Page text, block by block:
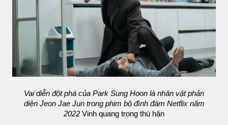
Vai diễn đột phá của Park Sung Hoon là nhân vật phản
diện Jeon Jae Jun trong phim bộ đình đám Netflix năm
2022 Vinh quang trong thù hận